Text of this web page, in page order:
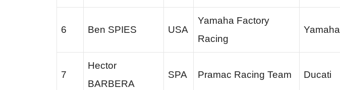
6 Ben SPIES USA
Yamaha Factory
Racing
Yamaha
7
Hector
BARBERA
SPA Pramac Racing Team Ducati